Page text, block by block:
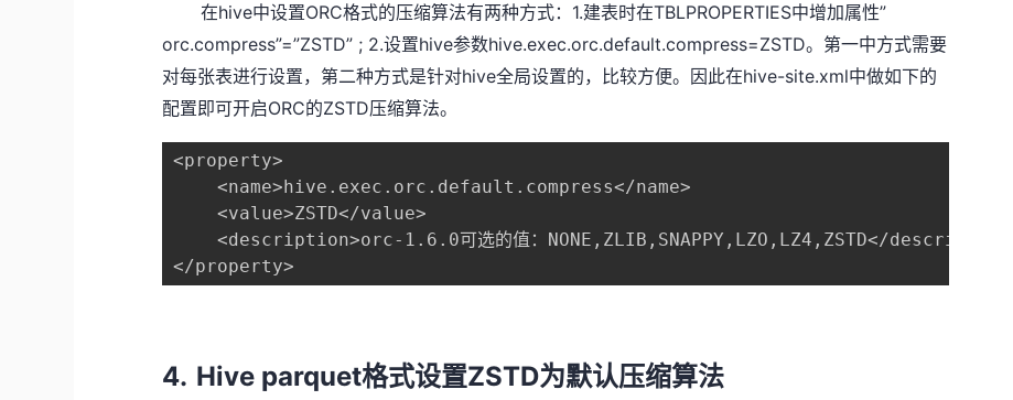
在hive中设置ORC格式的压缩算法有两种方式： 1.建表时在TBLPROPERTIES中增加属性”
orc.compress”=”ZSTD” ; 2.设置hive参数hive.exec.orc.default.compress=ZSTD。第一中方式需要
对每张表进行设置，第二种方式是针对hive全局设置的，比较方便。因此在hive-site.xml中做如下的
配置即可开启ORC的ZSTD压缩算法。
<property>
<name>hive.exec.orc.default.compress</name>
<value>ZSTD</value>
<description>orc-1.6.0可选的值：NONE,ZLIB,SNAPPY,LZO,LZ4,ZSTD</description>
</property>
4. Hive parquet格式设置ZSTD为默认压缩算法